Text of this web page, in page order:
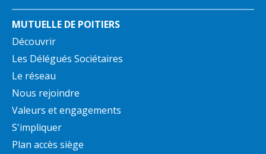
MUTUELLE DE POITIERS
Découvrir
Les Délégués Sociétaires
Le réseau
Nous rejoindre
Valeurs et engagements
S'impliquer
Plan accès siège